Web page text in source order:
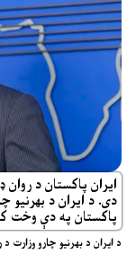
ایران پاکستان د
دی. د ایران د بهرنیو
پاکستان په دې وخت
د ایران د بهرنیو چارو وزارت